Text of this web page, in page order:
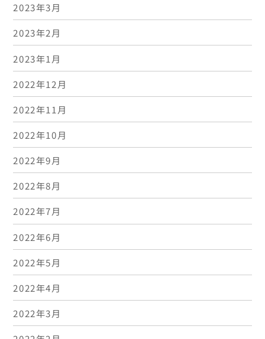
2023年3月
2023年2月
2023年1月
2022年12月
2022年11月
2022年10月
2022年9月
2022年8月
2022年7月
2022年6月
2022年5月
2022年4月
2022年3月